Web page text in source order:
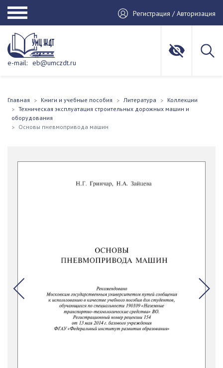
Регистрация / Авторизация
e-mail: eb@umczdt.ru
Главная Книги и учебные пособия Литература
Коллекции
Техническая эксплуатация строительных дорожных машин и
оборудования
Основы пневмопривода машин